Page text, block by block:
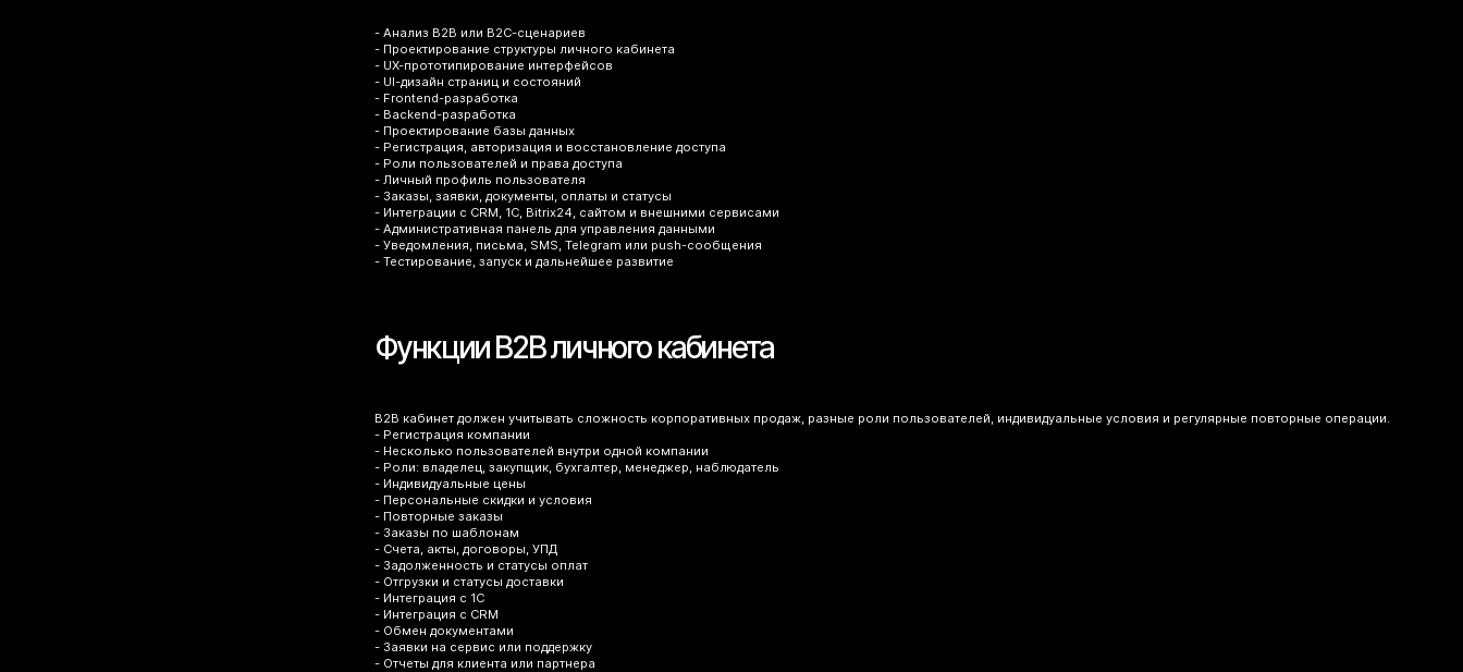
- Анализ B2B или B2C-сценариев
- Проектирование структуры личного кабинета
- UX-прототипирование интерфейсов
- UI-дизайн страниц и состояний
- Frontend-разработка
- Backend-разработка
- Проектирование базы данных
- Регистрация, авторизация и восстановление доступа
- Роли пользователей и права доступа
- Личный профиль пользователя
- Заказы, заявки, документы, оплаты и статусы
- Интеграции с CRM, 1С, Bitrix24, сайтом и внешними сервисами
- Административная панель для управления данными
- Уведомления, письма, SMS, Telegram или push-сообщения
- Тестирование, запуск и дальнейшее развитие
Функции B2B личного кабинета
B2B кабинет должен учитывать сложность корпоративных продаж, разные роли пользователей, индивидуальные условия и регулярные повторные операции.
- Регистрация компании
- Несколько пользователей внутри одной компании
- Роли: владелец, закупщик, бухгалтер, менеджер, наблюдатель
- Индивидуальные цены
- Персональные скидки и условия
- Повторные заказы
- Заказы по шаблонам
- Счета, акты, договоры, УПД
- Задолженность и статусы оплат
- Отгрузки и статусы доставки
- Интеграция с 1С
- Интеграция с CRM
- Обмен документами
- Заявки на сервис или поддержку
- Отчеты для клиента или партнера